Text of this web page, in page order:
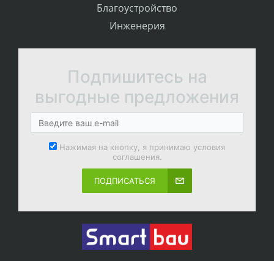
Благоустройство
Инженерия
Подпишитесь на
выгодные предложения
Нажимая на кнопку, я принимаю условия
соглашения.
ПОДПИСАТЬСЯ